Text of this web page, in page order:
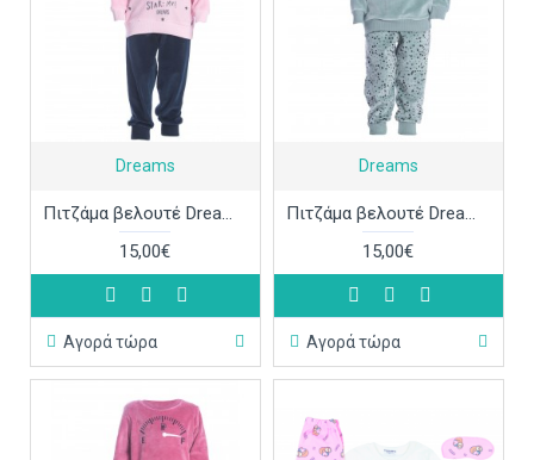
Dreams
Πιτζάμα βελουτέ Dreams 2273104
15,00€
Αγορά τώρα
Dreams
Πιτζάμα βελουτέ Dreams 2273103
15,00€
Αγορά τώρα